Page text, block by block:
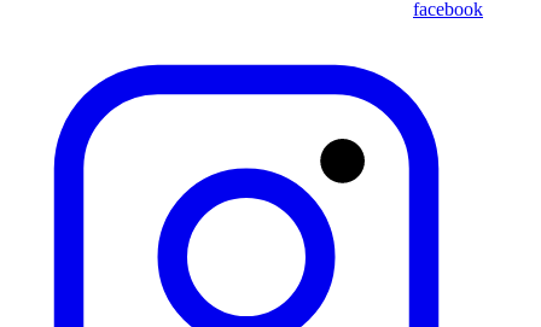
facebook